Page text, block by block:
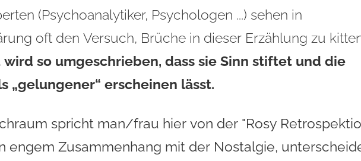
(Psychoanalytiker, Psychologen ...) sehen in
oft den Versuch, Brüche in dieser Erzählung zu
so umgeschrieben, dass sie Sinn stiftet und die
„gelungener“ erscheinen lässt.
spricht man/frau hier von der "Rosy
engem Zusammenhang mit der Nostalgie,